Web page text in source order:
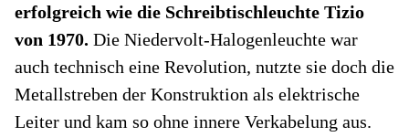
erfolgreich wie die Schreibtischleuchte Tizio
von 1970. Die Niedervolt-Halogenleuchte war
auch technisch eine Revolution, nutzte sie doch die
Metallstreben der Konstruktion als elektrische
Leiter und kam so ohne innere Verkabelung aus.